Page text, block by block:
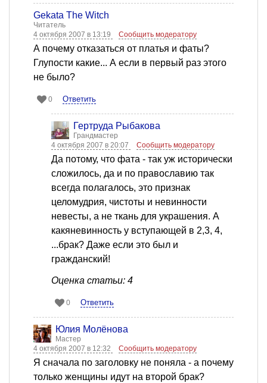
Gekata The Witch
Читатель
4 октября 2007 в 13:19
Сообщить модератору
А почему отказаться от платья и фаты?
Глупости какие... А если в первый раз этого
не было?
0 Ответить
Гертруда Рыбакова
Грандмастер
4 октября 2007 в 20:07
Сообщить модератору
Да потому, что фата - так уж исторически
сложилось, да и по православию так
всегда полагалось, это признак
целомудрия, чистоты и невинности
невесты, а не ткань для украшения. А
какяневинность у вступающей в 2,3, 4,
...брак? Даже если это был и
гражданский!
Оценка статьи: 4
0 Ответить
Юлия Молёнова
Мастер
4 октября 2007 в 12:32
Сообщить модератору
Я сначала по заголовку не поняла - а почему
только женщины идут на второй брак?